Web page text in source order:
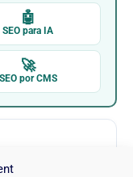
🤖
SEO para IA
🚀
SEO por CMS